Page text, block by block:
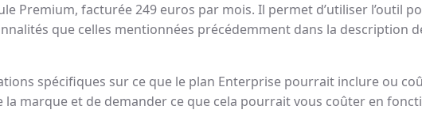
Premium, facturée 249 euros par mois. Il permet d’utiliser l’outil
que celles mentionnées précédemment dans la description
spécifiques sur ce que le plan Enterprise pourrait inclure ou
marque et de demander ce que cela pourrait vous coûter en